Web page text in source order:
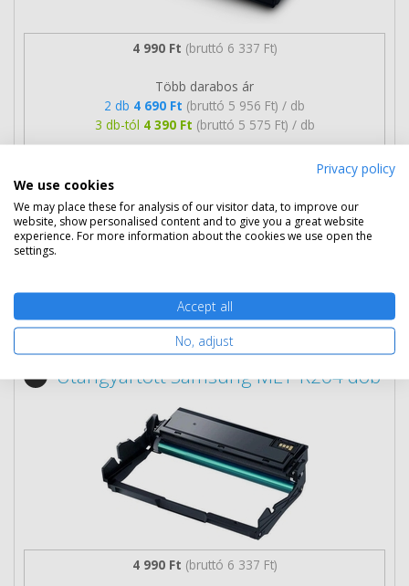
4 990 Ft (bruttó 6 337 Ft)
Több darabos ár
2 db 4 690 Ft (bruttó 5 956 Ft) / db
3 db-tól 4 390 Ft (bruttó 5 575 Ft) / db
Ingyenes szállítás
Nem rendelhető
Utángyártott Samsung MLT-R204 dob
4 990 Ft (bruttó 6 337 Ft)
Privacy policy
We use cookies
We may place these for analysis of our visitor data, to improve our
website, show personalised content and to give you a great website
experience. For more information about the cookies we use open the
settings.
Accept all
No, adjust